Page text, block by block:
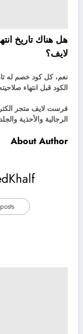
هل هناك تاريخ
لايف؟
نعم، كل كود خصم له
الكود قبل انتهاء
فرست لايف متجر
الرجالية والأحذية
About Author